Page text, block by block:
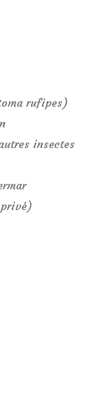
rufipes)
insectes